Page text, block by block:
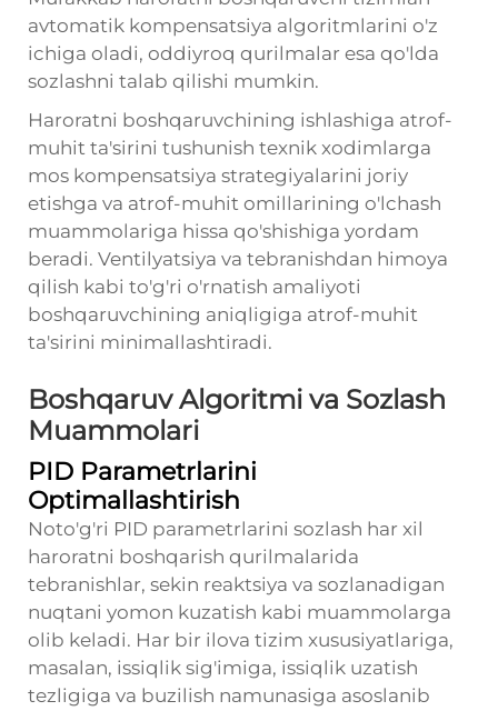
avtomatik kompensatsiya algoritmlarini o'z
ichiga oladi, oddiyroq qurilmalar esa qo'lda
sozlashni talab qilishi mumkin.
Haroratni boshqaruvchining ishlashiga atrof-
muhit ta'sirini tushunish texnik xodimlarga
mos kompensatsiya strategiyalarini joriy
etishga va atrof-muhit omillarining o'lchash
muammolariga hissa qo'shishiga yordam
beradi. Ventilyatsiya va tebranishdan himoya
qilish kabi to'g'ri o'rnatish amaliyoti
boshqaruvchining aniqligiga atrof-muhit
ta'sirini minimallashtiradi.
Boshqaruv Algoritmi va Sozlash
Muammolari
PID Parametrlarini
Optimallashtirish
Noto'g'ri PID parametrlarini sozlash har xil
haroratni boshqarish qurilmalarida
tebranishlar, sekin reaktsiya va sozlanadigan
nuqtani yomon kuzatish kabi muammolarga
olib keladi. Har bir ilova tizim xususiyatlariga,
masalan, issiqlik sig'imiga, issiqlik uzatish
tezligiga va buzilish namunasiga asoslanib